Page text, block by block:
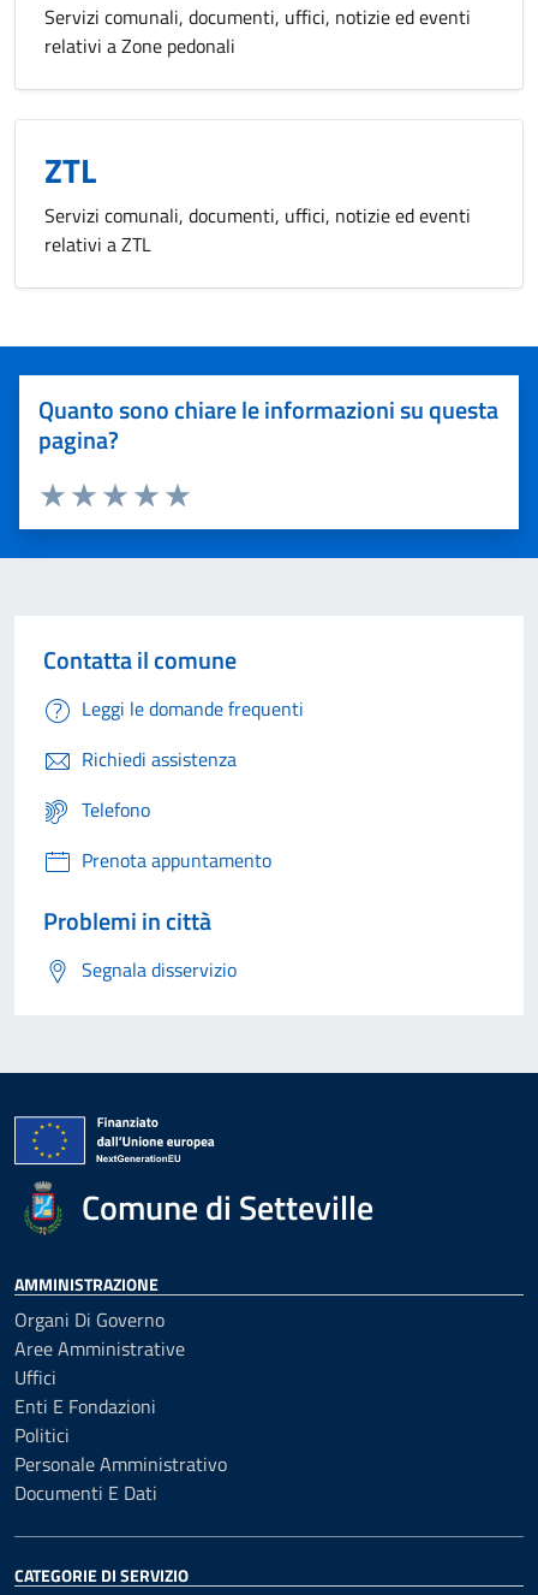
Servizi comunali, documenti, uffici, notizie ed eventi
relativi a Zone pedonali
ZTL
Servizi comunali, documenti, uffici, notizie ed eventi
relativi a ZTL
Quanto sono chiare le informazioni su questa
pagina?
Valuta 5 stelle su 5
Valuta 4 stelle su 5
Valuta 3 stelle su 5
Valuta 2 stelle su 5
Valuta 1 stelle su 5
Contatta il comune
Leggi le domande frequenti
Richiedi assistenza
Telefono
Prenota appuntamento
Problemi in città
Segnala disservizio
Comune di Setteville
AMMINISTRAZIONE
Organi Di Governo
Aree Amministrative
Uffici
Enti E Fondazioni
Politici
Personale Amministrativo
Documenti E Dati
CATEGORIE DI SERVIZIO